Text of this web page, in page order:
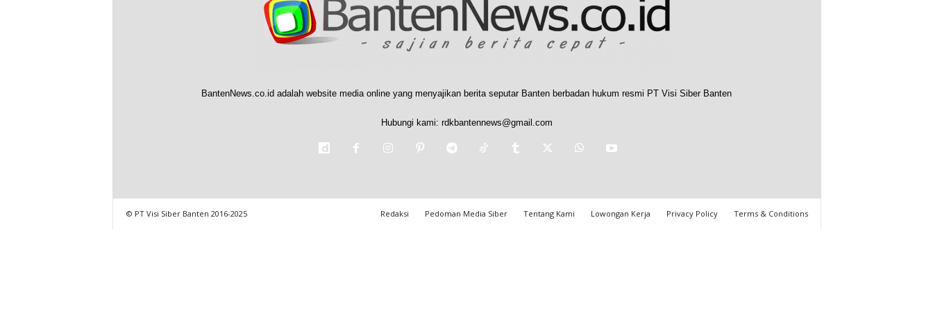
BantenNews.co.id adalah website media online yang menyajikan berita seputar Banten berbadan hukum resmi PT Visi Siber Banten
Hubungi kami: rdkbantennews@gmail.com
Redaksi Pedoman Media Siber Tentang Kami Lowongan Kerja Privacy Policy Terms & Conditions
© PT Visi Siber Banten 2016-2025